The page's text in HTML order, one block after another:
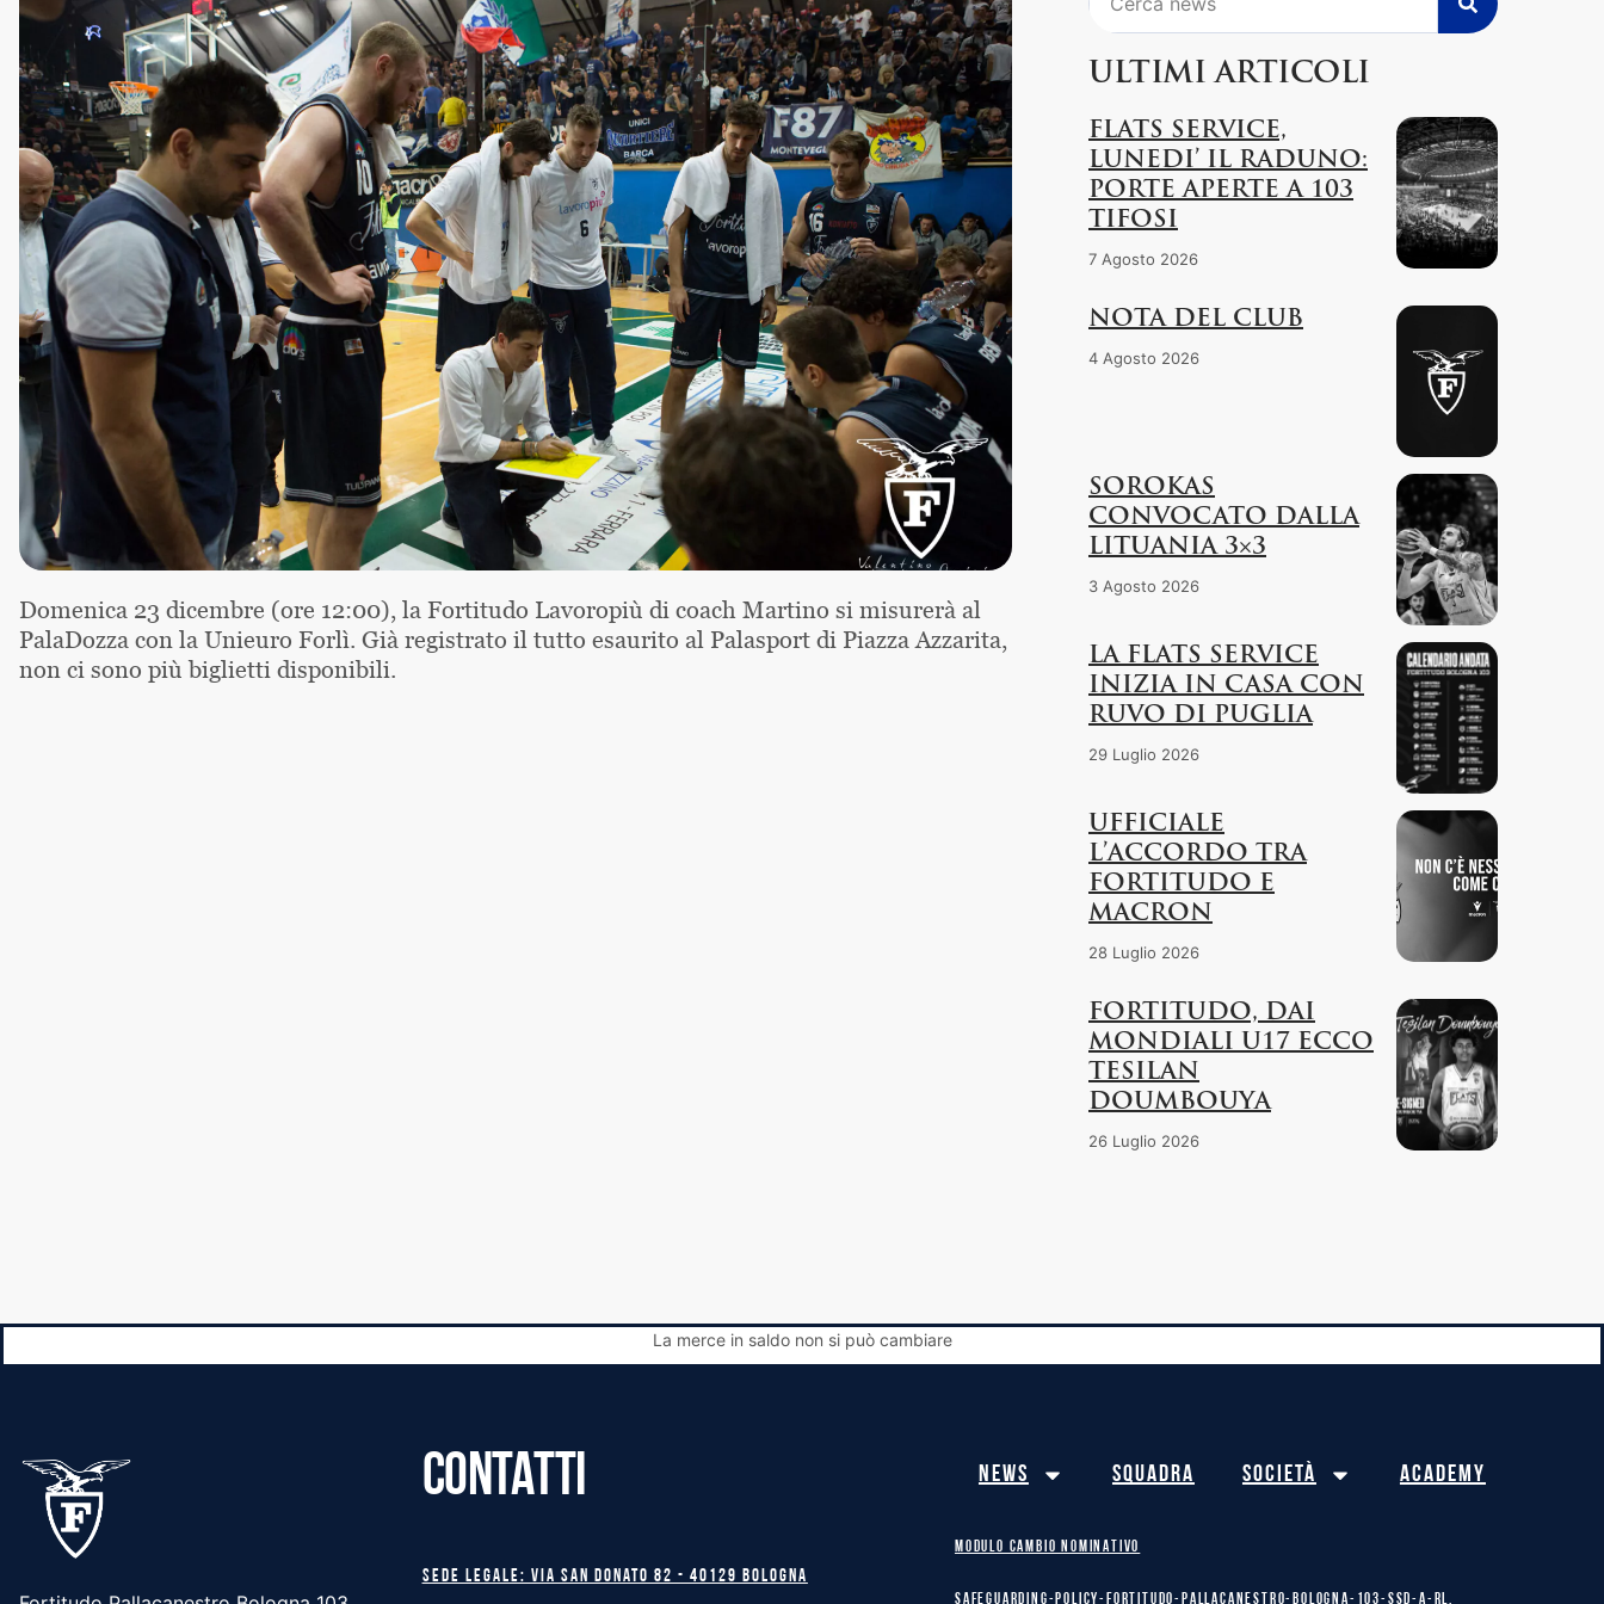
Domenica 23 dicembre (ore 12:00), la Fortitudo Lavoropiù di coach Martino si misurerà al
PalaDozza con la Unieuro Forlì. Già registrato il tutto esaurito al Palasport di Piazza Azzarita,
non ci sono più biglietti disponibili.
ULTIMI ARTICOLI
FLATS SERVICE,
LUNEDI’ IL RADUNO:
PORTE APERTE A 103
TIFOSI
7 Agosto 2026
NOTA DEL CLUB
4 Agosto 2026
SOROKAS
CONVOCATO DALLA
LITUANIA 3×3
3 Agosto 2026
LA FLATS SERVICE
INIZIA IN CASA CON
RUVO DI PUGLIA
29 Luglio 2026
UFFICIALE
L’ACCORDO TRA
FORTITUDO E
MACRON
28 Luglio 2026
FORTITUDO, DAI
MONDIALI U17 ECCO
TESILAN
DOUMBOUYA
26 Luglio 2026
La merce in saldo non si può cambiare
CONTATTI
Sede legale: Via San Donato 82 - 40129 BOLOGNA
News Squadra Società Academy
MODULO CAMBIO NOMINATIVO
safeguarding-policy-Fortitudo-Pallacanestro-Bologna-103-SSD-A-RL.